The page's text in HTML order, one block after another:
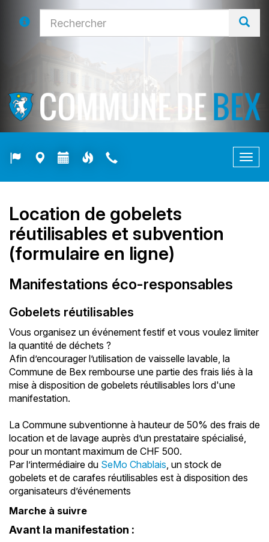
Location de gobelets
réutilisables et subvention
(formulaire en ligne)
Manifestations éco-responsables
Gobelets réutilisables
Vous organisez un événement festif et vous voulez limiter
la quantité de déchets ?
Afin d’encourager l’utilisation de vaisselle lavable, la
Commune de Bex rembourse une partie des frais liés à la
mise à disposition de gobelets réutilisables lors d'une
manifestation.
La Commune subventionne à hauteur de 50% des frais de
location et de lavage auprès d’un prestataire spécialisé,
pour un montant maximum de CHF 500.
Par l’intermédiaire du SeMo Chablais, un stock de
gobelets et de carafes réutilisables est à disposition des
organisateurs d’événements
Marche à suivre
Avant la manifestation :